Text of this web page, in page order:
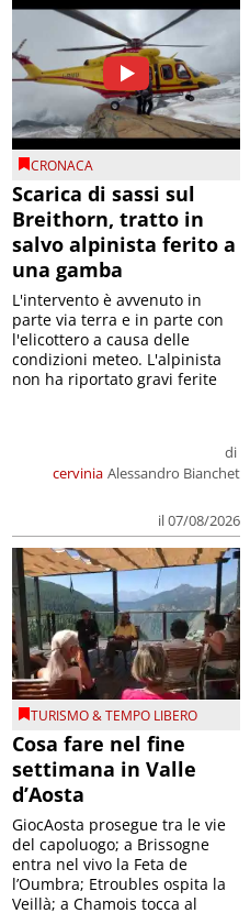
CRONACA
Scarica di sassi sul
Breithorn, tratto in
salvo alpinista ferito a
una gamba
cervinia
di
Alessandro Bianchet
il 07/08/2026
L'intervento è avvenuto in
parte via terra e in parte con
l'elicottero a causa delle
condizioni meteo. L'alpinista
non ha riportato gravi ferite
TURISMO & TEMPO LIBERO
Cosa fare nel fine
settimana in Valle
d’Aosta
GiocAosta prosegue tra le vie
del capoluogo; a Brissogne
entra nel vivo la Feta de
l’Oumbra; Etroubles ospita la
Veillà; a Chamois tocca al